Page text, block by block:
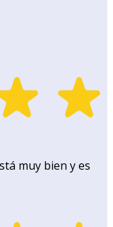
muy bien y es